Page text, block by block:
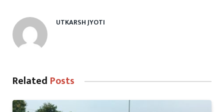
UTKARSH JYOTI
Related Posts